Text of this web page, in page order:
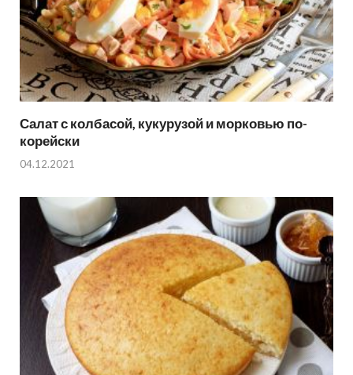
Салат с колбасой, кукурузой и морковью по-
корейски
04.12.2021